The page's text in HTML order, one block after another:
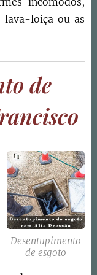
loiça ou as
de
Desentupimento
de esgoto